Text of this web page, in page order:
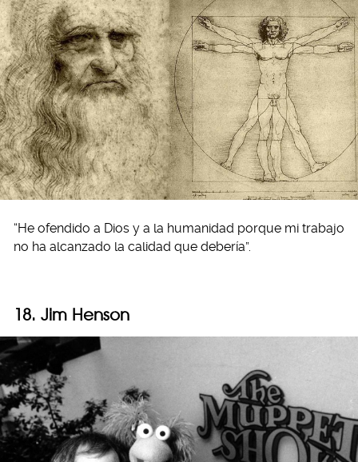
“He ofendido a Dios y a la humanidad porque mi trabajo
no ha alcanzado la calidad que debería”.
18. Jim Henson